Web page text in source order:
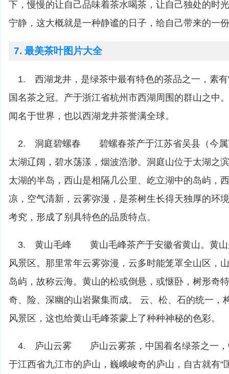
下，慢慢的让自己品味着茶水喝茶，让自己独处的时
宁静，这大概就是一种静谧的日子，给自己带来的一
7. 最美茶叶图片大全
1. 西湖龙井，是绿茶中最有特色的茶品之一，素有
国名茶之冠。产于浙江省杭州市西湖周围的群山之中
闻名于世界，也以西湖龙井茶誉满全球。
2. 洞庭碧螺春 碧螺春茶产于江苏省吴县（今属
太湖辽阔，碧水荡漾，烟波浩渺。洞庭山位于太湖之
太湖的半岛，西山是相隔几公里、屹立湖中的岛屿，
凉，空气清新，云雾弥漫，是茶树生长得天独厚的环
考究，形成了别具特色的品质特点。
3. 黄山毛峰 黄山毛峰茶产于安徽省黄山。黄山
风景区。那里常年云雾弥漫，云多时能笼罩全山区，
岛屿，故称云海。黄山的松或倒悬，或惬卧，树形奇
奇、险、深幽的山岩聚集而成。 云、松、石的统一，
风景区，这也给黄山毛峰茶蒙上了种种神秘的色彩。
4. 庐山云雾 庐山云雾茶，中国着名绿茶之一，
于江西省九江市的庐山，巍峨峻奇的庐山，自古就有“